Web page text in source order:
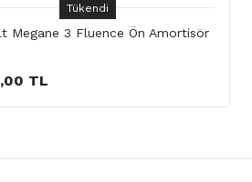
Tükendi
Megane 3 Fluence Ön Amortisör
TL